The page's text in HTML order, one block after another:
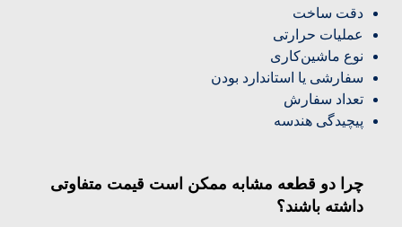
دقت ساخت
عملیات حرارتی
نوع ماشین‌کاری
سفارشی یا استاندارد بودن
تعداد سفارش
پیچیدگی هندسه
چرا دو قطعه مشابه ممکن است قیمت متفاوتی
داشته باشند؟